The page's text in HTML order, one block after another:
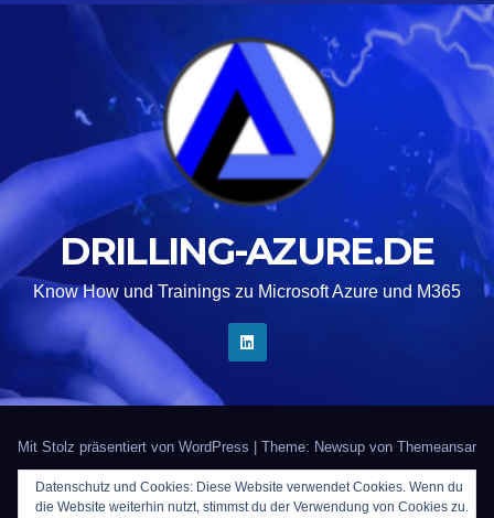
DRILLING-AZURE.DE
Know How und Trainings zu Microsoft Azure und M365
Mit Stolz präsentiert von WordPress Theme: Newsup von Themeansar
Startseite Kontakt Impressum Trainer gesucht?
Datenschutz und Cookies: Diese Website verwendet Cookies. Wenn du
die Website weiterhin nutzt, stimmst du der Verwendung von Cookies zu.